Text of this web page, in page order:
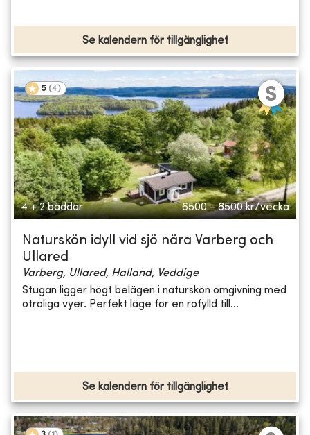
Se kalendern för tillgänglighet
5 (4)
4 + 2 bäddar 6500 - 8500 kr/vecka
Naturskön idyll vid sjö nära Varberg och
Ullared
Varberg, Ullared, Halland, Veddige
Stugan ligger högt belägen i naturskön omgivning med
otroliga vyer. Perfekt läge för en rofylld till...
Se kalendern för tillgänglighet